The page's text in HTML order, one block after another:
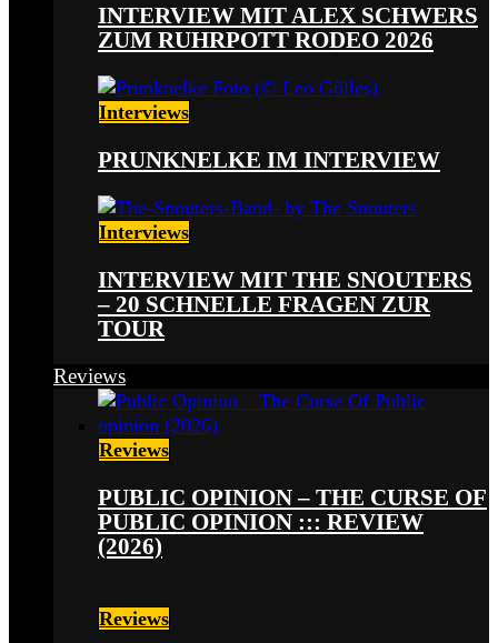
INTERVIEW MIT ALEX SCHWERS
ZUM RUHRPOTT RODEO 2026
Interviews
PRUNKNELKE IM INTERVIEW
Interviews
INTERVIEW MIT THE SNOUTERS
– 20 SCHNELLE FRAGEN ZUR
TOUR
Reviews
Reviews
PUBLIC OPINION – THE CURSE OF
PUBLIC OPINION ::: REVIEW
(2026)
Reviews